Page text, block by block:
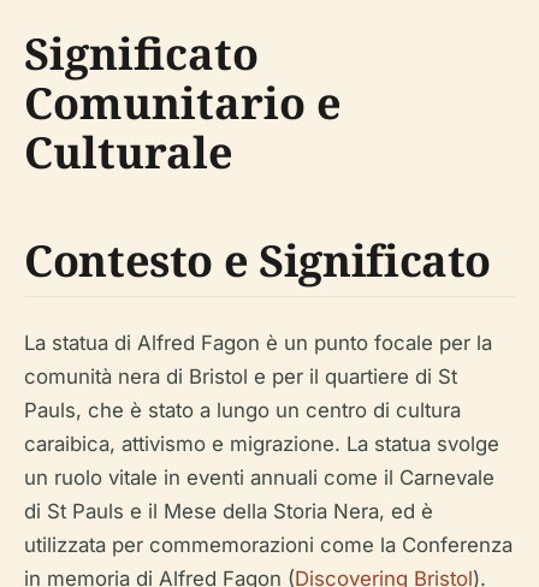
Significato
Comunitario e
Culturale
Contesto e Significato
La statua di Alfred Fagon è un punto focale per la
comunità nera di Bristol e per il quartiere di St
Pauls, che è stato a lungo un centro di cultura
caraibica, attivismo e migrazione. La statua svolge
un ruolo vitale in eventi annuali come il Carnevale
di St Pauls e il Mese della Storia Nera, ed è
utilizzata per commemorazioni come la Conferenza
in memoria di Alfred Fagon (Discovering Bristol).